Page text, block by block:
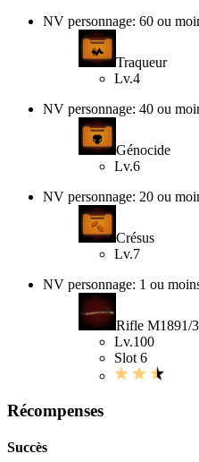
NV personnage: 60 ou
Traqueur
Lv.4
NV personnage: 40 ou
Génocide
Lv.6
NV personnage: 20 ou
Crésus
Lv.7
NV personnage: 1 ou
Rifle M1891/
Lv.100
Slot 6
Récompenses
Succès